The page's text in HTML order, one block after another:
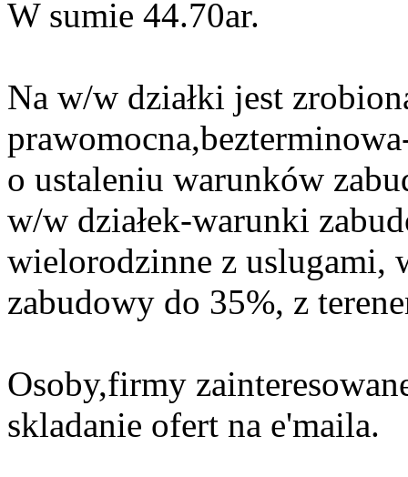
W sumie 44.70ar.
Na w/w działki jest
o ustaleniu warunków
w/w działek-warunki
wielorodzinne z uslugami,
zabudowy do 35%, z
Osoby,firmy
skladanie ofert na e'maila.